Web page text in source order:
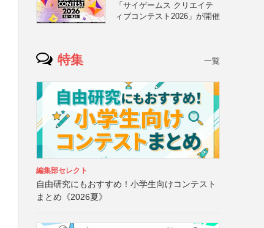
「サイゲームス クリエイテ
ィブコンテスト2026」が開催
特集 一覧
編集部セレクト
自由研究にもおすすめ！小学生向けコンテスト
まとめ《2026夏》